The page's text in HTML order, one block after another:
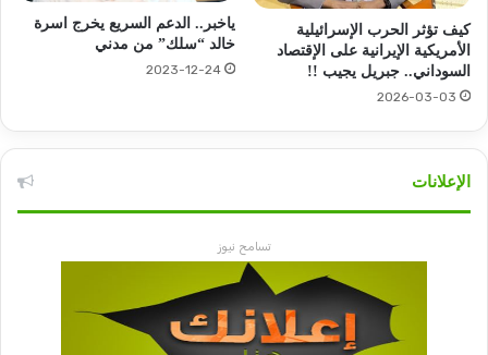
كيف تؤثر الحرب الإسرائيلية
الأمريكية الإيرانية على الإقتصاد
السوداني.. جبريل يجيب !!
2026-03-03
ياخبر.. الدعم السريع يخرج اسرة
خالد “سلك” من مدني
2023-12-24
الإعلانات
تسامح نيوز